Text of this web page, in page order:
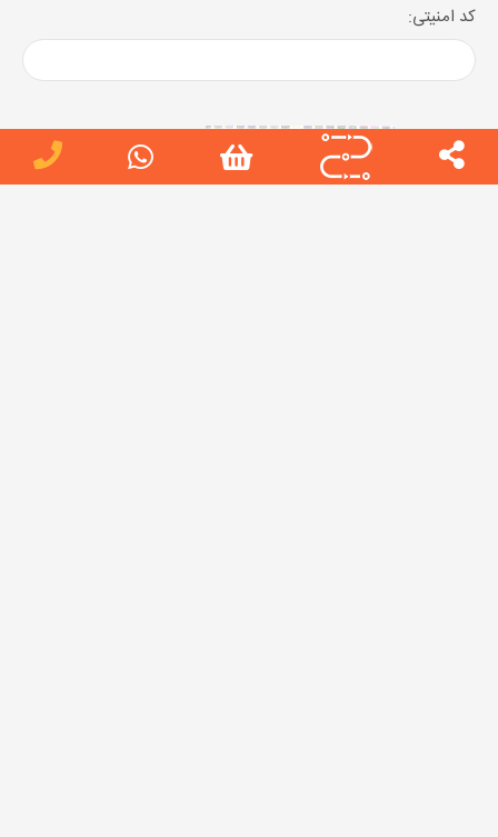
کد امنیتی:
↻